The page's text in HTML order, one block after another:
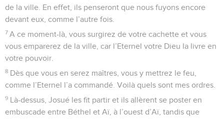
de la ville. En effet, ils penseront que nous fuyons encore
devant eux, comme l’autre fois.
7 A ce moment-là, vous surgirez de votre cachette et vous
vous emparerez de la ville, car l’Eternel votre Dieu la livre en
votre pouvoir.
8 Dès que vous en serez maîtres, vous y mettrez le feu,
comme l’Eternel l’a commandé. Voilà quels sont mes ordres.
9 Là-dessus, Josué les fit partir et ils allèrent se poster en
embuscade entre Béthel et Aï, à l’ouest d’Aï, tandis que